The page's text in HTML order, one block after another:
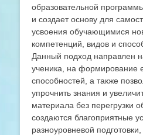
образовательной
и создает основу для
усвоения обучающимися
компетенций, видов и
Данный подход направлен
ученика, на формирование
способностей, а также
упрочнить знания и
материала без перегрузки
создаются благоприятные
разноуровневой